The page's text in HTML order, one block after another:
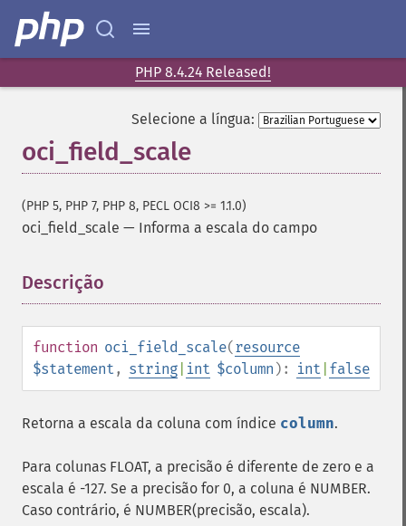
PHP 8.4.24 Released!
Selecione a língua:
oci_field_scale
(PHP 5, PHP 7, PHP 8, PECL OCI8 >= 1.1.0)
oci_field_scale — Informa a escala do campo
Descrição
function oci_field_scale(resource
$statement , string int $column ): int false
Retorna a escala da coluna com índice column.
Para colunas FLOAT, a precisão é diferente de zero e a
escala é -127. Se a precisão for 0, a coluna é NUMBER.
Caso contrário, é NUMBER(precisão, escala).